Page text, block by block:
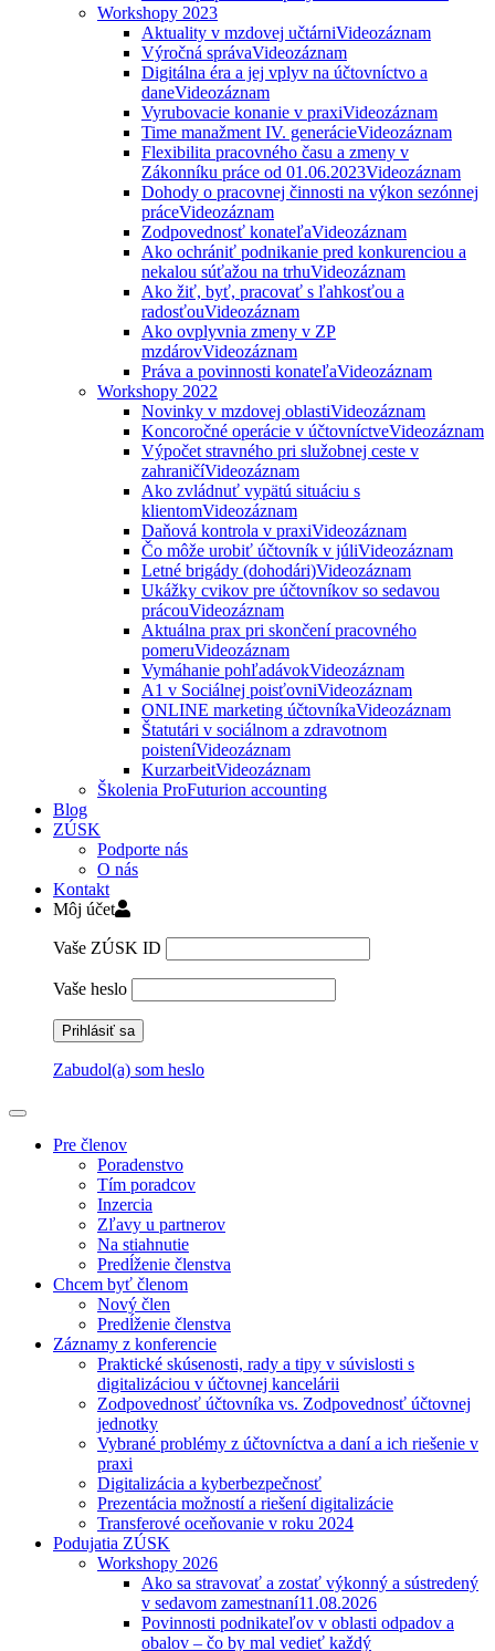
Workshopy 2023
Aktuality v mzdovej učtárniVideozáznam
Výročná správaVideozáznam
Digitálna éra a jej vplyv na účtovníctvo a
daneVideozáznam
Vyrubovacie konanie v praxiVideozáznam
Time manažment IV. generácieVideozáznam
Flexibilita pracovného času a zmeny v
Zákonníku práce od 01.06.2023Videozáznam
Dohody o pracovnej činnosti na výkon sezónnej
práceVideozáznam
Zodpovednosť konateľaVideozáznam
Ako ochrániť podnikanie pred konkurenciou a
nekalou súťažou na trhuVideozáznam
Ako žiť, byť, pracovať s ľahkosťou a
radosťouVideozáznam
Ako ovplyvnia zmeny v ZP
mzdárovVideozáznam
Práva a povinnosti konateľaVideozáznam
Workshopy 2022
Novinky v mzdovej oblastiVideozáznam
Koncoročné operácie v účtovníctveVideozáznam
Výpočet stravného pri služobnej ceste v
zahraničíVideozáznam
Ako zvládnuť vypätú situáciu s
klientomVideozáznam
Daňová kontrola v praxiVideozáznam
Čo môže urobiť účtovník v júliVideozáznam
Letné brigády (dohodári)Videozáznam
Ukážky cvikov pre účtovníkov so sedavou
prácouVideozáznam
Aktuálna prax pri skončení pracovného
pomeruVideozáznam
Vymáhanie pohľadávokVideozáznam
A1 v Sociálnej poisťovniVideozáznam
ONLINE marketing účtovníkaVideozáznam
Štatutári v sociálnom a zdravotnom
poisteníVideozáznam
KurzarbeitVideozáznam
Školenia ProFuturion accounting
Blog
ZÚSK
Podporte nás
O nás
Kontakt
Môj účet
Vaše ZÚSK ID
Vaše heslo
Zabudol(a) som heslo
Pre členov
Poradenstvo
Tím poradcov
Inzercia
Zľavy u partnerov
Na stiahnutie
Predĺženie členstva
Chcem byť členom
Nový člen
Predĺženie členstva
Záznamy z konferencie
Praktické skúsenosti, rady a tipy v súvislosti s
digitalizáciou v účtovnej kancelárii
Zodpovednosť účtovníka vs. Zodpovednosť účtovnej
jednotky
Vybrané problémy z účtovníctva a daní a ich riešenie v
praxi
Digitalizácia a kyberbezpečnosť
Prezentácia možností a riešení digitalizácie
Transferové oceňovanie v roku 2024
Podujatia ZÚSK
Workshopy 2026
Ako sa stravovať a zostať výkonný a sústredený
v sedavom zamestnaní11.08.2026
Povinnosti podnikateľov v oblasti odpadov a
obalov – čo by mal vedieť každý